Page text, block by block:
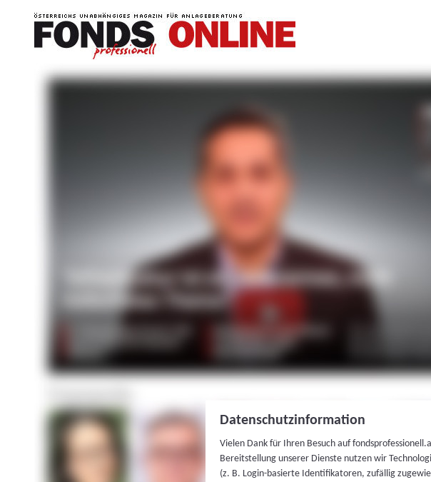
Datenschutzinformation
Vielen Dank für Ihren Besuch auf
Bereitstellung unserer Dienste nutzen wir
(z. B. Login-basierte Identifikatoren, zufällig